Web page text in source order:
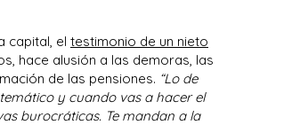
capital, el testimonio de un nieto
hace alusión a las demoras, las
de las pensiones. “Lo de
y cuando vas a hacer el
burocráticas. Te mandan a la